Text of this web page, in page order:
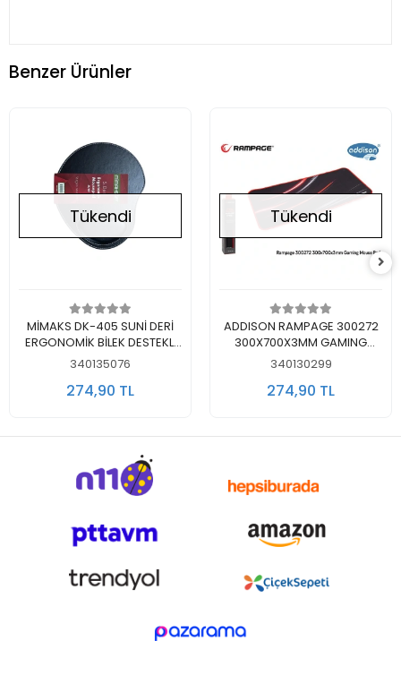
Benzer Ürünler
Stokta Yok
Tükendi
MİMAKS DK-405 SUNİ DERİ
ERGONOMİK BİLEK DESTEKLİ
MOUSE PAD - SİYAH
340135076
274,90 TL
Stokta Yok
Tükendi
ADDISON RAMPAGE 300272
300X700X3MM GAMING
MOUSE PAD
340130299
274,90 TL